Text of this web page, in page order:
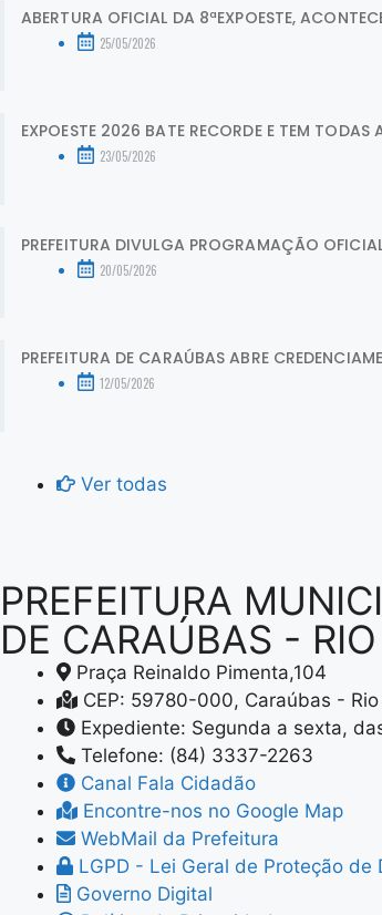
ABERTURA OFICIAL DA 8ªEXPOESTE,
25/05/2026
EXPOESTE 2026 BATE RECORDE E TEM
23/05/2026
PREFEITURA DIVULGA PROGRAMAÇÃO
20/05/2026
PREFEITURA DE CARAÚBAS ABRE
12/05/2026
Ver todas
PREFEITURA
DE CARAÚBAS -
Praça Reinaldo Pimenta,104
CEP: 59780-000, Caraúbas -
Expediente: Segunda a sexta,
Telefone: (84) 3337-2263
Canal Fala Cidadão
Encontre-nos no Google Map
WebMail da Prefeitura
LGPD - Lei Geral de Proteção de
Governo Digital